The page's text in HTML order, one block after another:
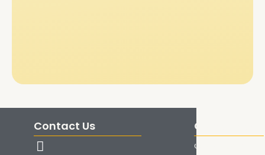
Contact Us Quick Links
ပင်မစာမျက်နှာ